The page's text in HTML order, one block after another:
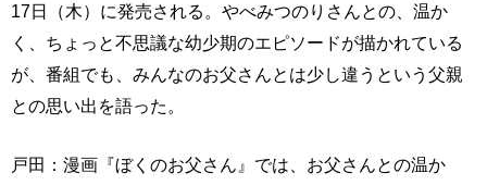
17日（木）に発売される。やべみつのりさんとの、温か
く、ちょっと不思議な幼少期のエピソードが描かれている
が、番組でも、みんなのお父さんとは少し違うという父親
との思い出を語った。
戸田：漫画『ぼくのお父さん』では、お父さんとの温か